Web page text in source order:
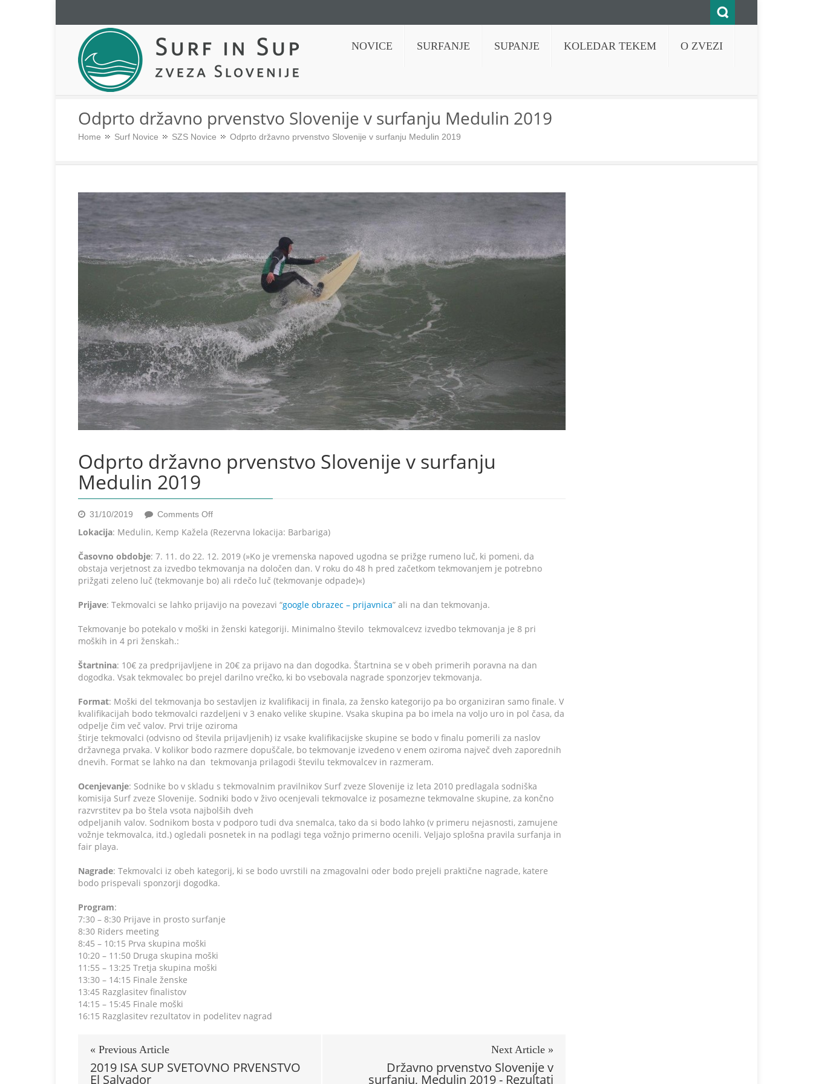
Surf in sup zveza Slovenije
NOVICE SURFANJE SUPANJE KOLEDAR TEKEM O ZVEZI
Odprto državno prvenstvo Slovenije v surfanju Medulin 2019
Home Surf Novice SZS Novice Odprto državno prvenstvo Slovenije v surfanju Medulin 2019
Odprto državno prvenstvo Slovenije v surfanju
Medulin 2019
31/10/2019 Comments Offon
državno
Slovenije
v
surfanju
2019
Lokacija: Medulin, Kemp Kažela (Rezervna lokacija: Barbariga)
Časovno obdobje: 7. 11. do 22. 12. 2019 (»Ko je vremenska napoved ugodna se prižge rumeno luč, ki pomeni, da
obstaja verjetnost za izvedbo tekmovanja na določen dan. V roku do 48 h pred začetkom tekmovanjem je potrebno
prižgati zeleno luč (tekmovanje bo) ali rdečo luč (tekmovanje odpade)«)
Prijave: Tekmovalci se lahko prijavijo na povezavi “google obrazec – prijavnica” ali na dan tekmovanja.
Tekmovanje bo potekalo v moški in ženski kategoriji. Minimalno število tekmovalcevz izvedbo tekmovanja je 8 pri
moških in 4 pri ženskah.:
Štartnina: 10€ za predprijavljene in 20€ za prijavo na dan dogodka. Štartnina se v obeh primerih poravna na dan
dogodka. Vsak tekmovalec bo prejel darilno vrečko, ki bo vsebovala nagrade sponzorjev tekmovanja.
Format: Moški del tekmovanja bo sestavljen iz kvalifikacij in finala, za žensko kategorijo pa bo organiziran samo finale. V
kvalifikacijah bodo tekmovalci razdeljeni v 3 enako velike skupine. Vsaka skupina pa bo imela na voljo uro in pol časa, da
odpelje čim več valov. Prvi trije oziroma
štirje tekmovalci (odvisno od števila prijavljenih) iz vsake kvalifikacijske skupine se bodo v finalu pomerili za naslov
državnega prvaka. V kolikor bodo razmere dopuščale, bo tekmovanje izvedeno v enem oziroma največ dveh zaporednih
dnevih. Format se lahko na dan tekmovanja prilagodi številu tekmovalcev in razmeram.
Ocenjevanje: Sodnike bo v skladu s tekmovalnim pravilnikov Surf zveze Slovenije iz leta 2010 predlagala sodniška
komisija Surf zveze Slovenije. Sodniki bodo v živo ocenjevali tekmovalce iz posamezne tekmovalne skupine, za končno
razvrstitev pa bo štela vsota najbolših dveh
odpeljanih valov. Sodnikom bosta v podporo tudi dva snemalca, tako da si bodo lahko (v primeru nejasnosti, zamujene
vožnje tekmovalca, itd.) ogledali posnetek in na podlagi tega vožnjo primerno ocenili. Veljajo splošna pravila surfanja in
fair playa.
Nagrade: Tekmovalci iz obeh kategorij, ki se bodo uvrstili na zmagovalni oder bodo prejeli praktične nagrade, katere
bodo prispevali sponzorji dogodka.
Program:
7:30 – 8:30 Prijave in prosto surfanje
8:30 Riders meeting
8:45 – 10:15 Prva skupina moški
10:20 – 11:50 Druga skupina moški
11:55 – 13:25 Tretja skupina moški
13:30 – 14:15 Finale ženske
13:45 Razglasitev finalistov
14:15 – 15:45 Finale moški
16:15 Razglasitev rezultatov in podelitev nagrad
« Previous Article
2019 ISA SUP SVETOVNO PRVENSTVO
El Salvador
Next Article »
Državno prvenstvo Slovenije v
surfanju, Medulin 2019 - Rezultati